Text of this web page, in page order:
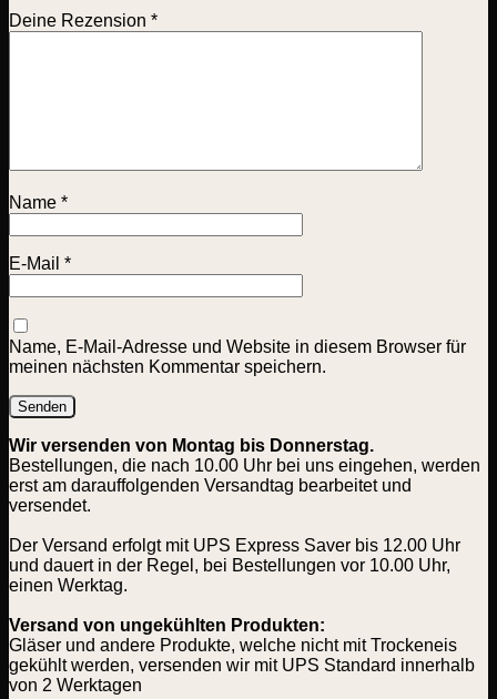
Deine Rezension *
Name *
E-Mail *
Name, E-Mail-Adresse und Website in diesem Browser für
meinen nächsten Kommentar speichern.
Wir versenden von Montag bis Donnerstag.
Bestellungen, die nach 10.00 Uhr bei uns eingehen, werden
erst am darauffolgenden Versandtag bearbeitet und
versendet.
Der Versand erfolgt mit UPS Express Saver bis 12.00 Uhr
und dauert in der Regel, bei Bestellungen vor 10.00 Uhr,
einen Werktag.
Versand von ungekühlten Produkten:
Gläser und andere Produkte, welche nicht mit Trockeneis
gekühlt werden, versenden wir mit UPS Standard innerhalb
von 2 Werktagen